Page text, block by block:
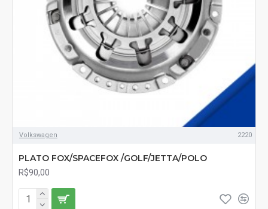
Volkswagen 2220
PLATO FOX/SPACEFOX /GOLF/JETTA/POLO
R$90,00